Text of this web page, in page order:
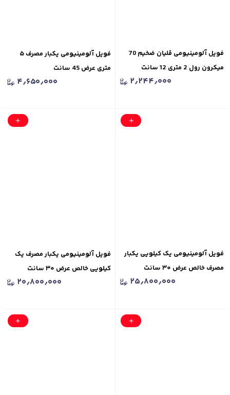
فویل آلومینیومی قلیان ضخیم 70
میکرون رول 2 متری 12 سانت
۲٫۲۴۴٫۰۰۰
فویل آلومینیومی یکبار مصرف ۵
متری عرض 45 سانت
۴٫۶۵۰٫۰۰۰
فویل آلومینیومی یک کیلویی یکبار
مصرف خالص عرض ۳۰ سانت
۲۵٫۸۰۰٫۰۰۰
فویل آلومینیومی یکبار مصرف یک
کیلویی خالص عرض ۳۰ سانت
۲۰٫۸۰۰٫۰۰۰